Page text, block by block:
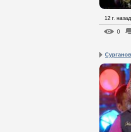
12 г. назад
0